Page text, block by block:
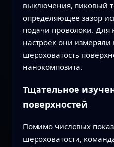
выключения, пиковый
определяющее зазор
подачи проволоки.
настроек они
шероховатость
нанокомпозита.
Тщательное
поверхностей
Помимо числовых
шероховатости,